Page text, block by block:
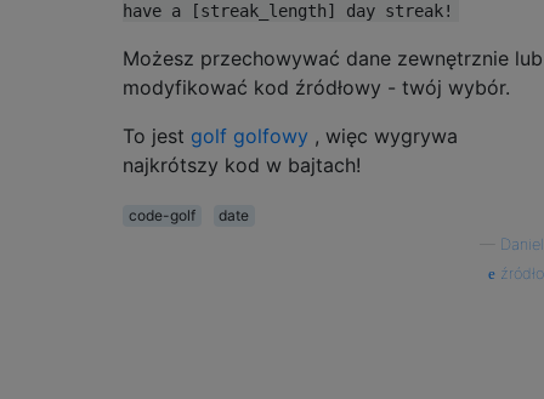
have a [streak_length] day streak!
Możesz przechowywać dane zewnętrznie lub
modyfikować kod źródłowy - twój wybór.
To jest golf golfowy , więc wygrywa
najkrótszy kod w bajtach!
code-golf
date
Daniel
źródło